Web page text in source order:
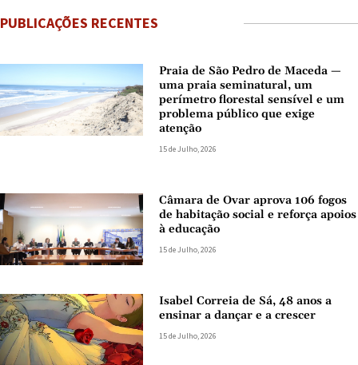
PUBLICAÇÕES RECENTES
Praia de São Pedro de Maceda —
uma praia seminatural, um
perímetro florestal sensível e um
problema público que exige
atenção
15 de Julho, 2026
Câmara de Ovar aprova 106 fogos
de habitação social e reforça apoios
à educação
15 de Julho, 2026
Isabel Correia de Sá, 48 anos a
ensinar a dançar e a crescer
15 de Julho, 2026